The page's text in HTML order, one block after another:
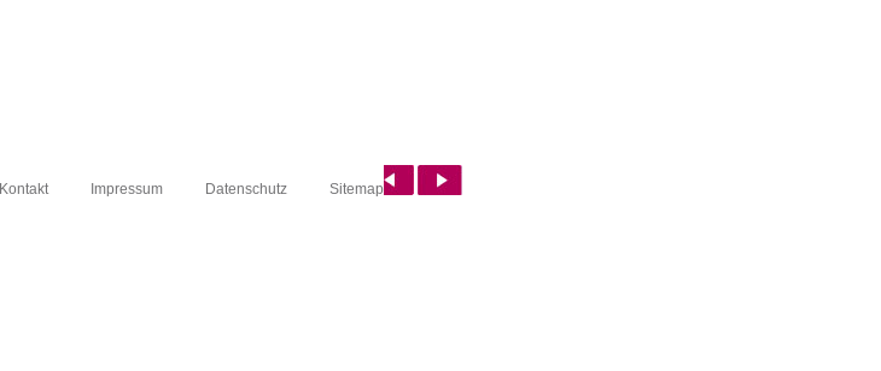
Kontakt Impressum Datenschutz Sitemap